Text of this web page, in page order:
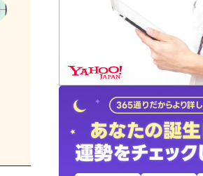
占いの流れ
おすすめの占い師
よくある質問